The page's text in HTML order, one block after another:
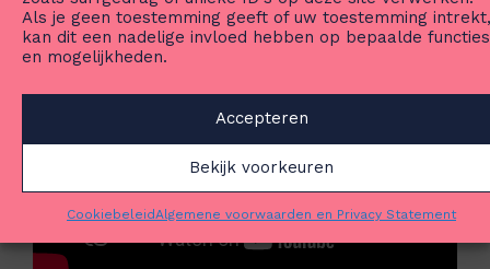
Als je geen toestemming geeft of uw toestemming intrekt,
kan dit een nadelige invloed hebben op bepaalde functies
en mogelijkheden.
Accepteren
Bekijk voorkeuren
CookiebeleidAlgemene voorwaarden en Privacy Statement